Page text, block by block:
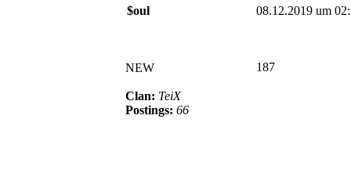
$oul 08.12.2019 um
NEW
Clan: TeiX
Postings: 66
187